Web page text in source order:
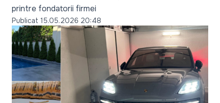
printre fondatorii firmei
Publicat 15.05.2026 20:48